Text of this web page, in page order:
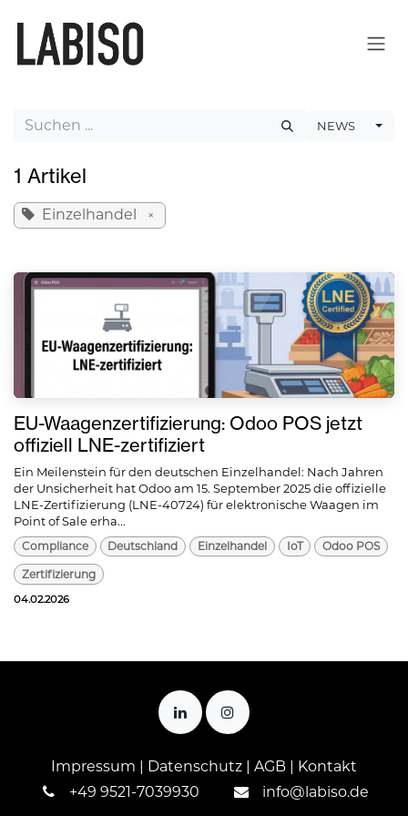
NEWS
1 Artikel
Einzelhandel ×
EU-Waagenzertifizierung: Odoo POS jetzt
offiziell LNE-zertifiziert
Ein Meilenstein für den deutschen Einzelhandel: Nach Jahren
der Unsicherheit hat Odoo am 15. September 2025 die offizielle
LNE-Zertifizierung (LNE-40724) für elektronische Waagen im
Point of Sale erha...
Compliance Deutschland Einzelhandel IoT Odoo POS
Zertifizierung
04.02.2026
Impressum | Datenschutz | AGB | Kontakt
+49 9521-7039930 info@labiso.de